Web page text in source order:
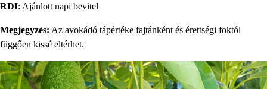
RDI: Ajánlott napi bevitel
Megjegyzés: Az avokádó tápértéke fajtánként és érettségi foktól
függően kissé eltérhet.